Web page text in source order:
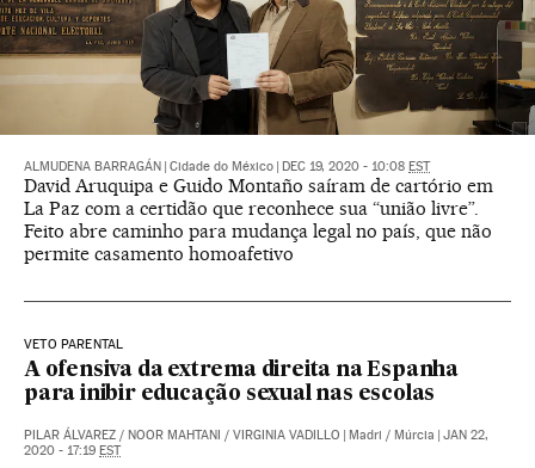
ALMUDENA BARRAGÁN Cidade do México DEC 19, 2020 - 10:08 EST
David Aruquipa e Guido Montaño saíram de cartório em
La Paz com a certidão que reconhece sua “união livre”.
Feito abre caminho para mudança legal no país, que não
permite casamento homoafetivo
VETO PARENTAL
A ofensiva da extrema direita na Espanha
para inibir educação sexual nas escolas
PILAR ÁLVAREZ / NOOR MAHTANI / VIRGINIA VADILLO Madri / Múrcia
JAN 22,
2020 - 17:19 EST